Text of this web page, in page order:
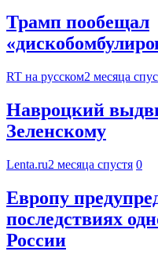
Трамп пообещал
RT на русском2 месяца
Навроцкий
Зеленскому
Lenta.ru2 месяца спустя 0
Европу
последствиях
России